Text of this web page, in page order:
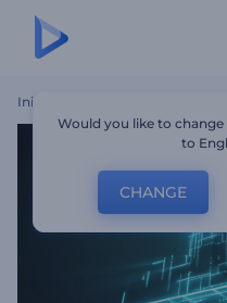
Inicio
Would you like to
to
CHANGE